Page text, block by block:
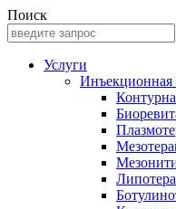
Поиск
Услуги
Инъекционная